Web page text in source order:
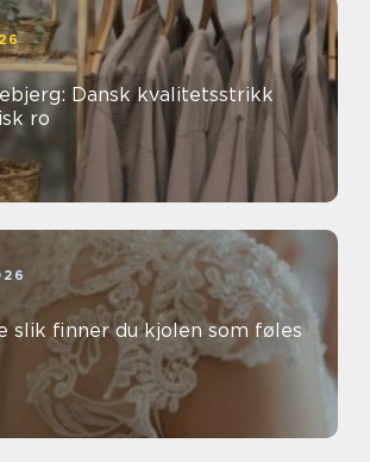
Dansk kvalitetsstrikk
ro